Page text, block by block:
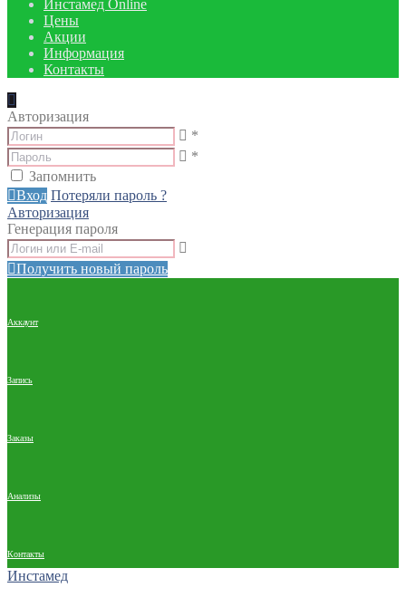
Инстамед Online
Цены
Акции
Информация
Контакты
Авторизация
*
*
Запомнить
Вход Потеряли пароль ?
Авторизация
Генерация пароля
Получить новый пароль
Аккаунт
Запись
Заказы
Анализы
Контакты
Инстамед